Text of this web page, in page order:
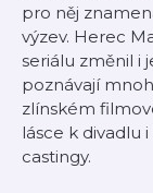
pro něj
výzev. Herec
seriálu změnil i
poznávají
zlínském
lásce k divadlu
castingy.